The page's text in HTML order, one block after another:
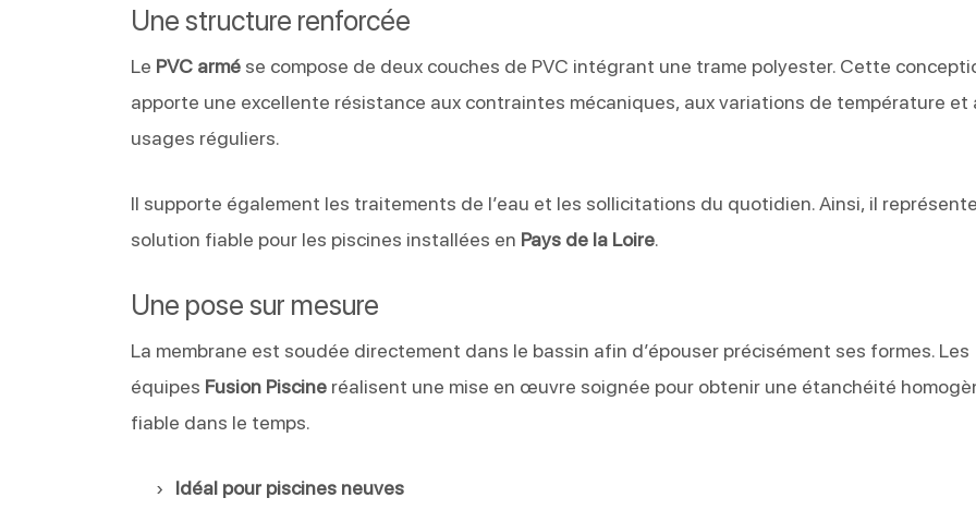
Une structure renforcée
Le PVC armé se compose de deux couches de PVC intégrant une trame polyester. Cette
apporte une excellente résistance aux contraintes mécaniques, aux variations de température et
usages réguliers.
Il supporte également les traitements de l’eau et les sollicitations du quotidien. Ainsi, il
solution fiable pour les piscines installées en Pays de la Loire.
Une pose sur mesure
La membrane est soudée directement dans le bassin afin d’épouser précisément ses formes. Les
équipes Fusion Piscine réalisent une mise en œuvre soignée pour obtenir une étanchéité
fiable dans le temps.
Idéal pour piscines neuves